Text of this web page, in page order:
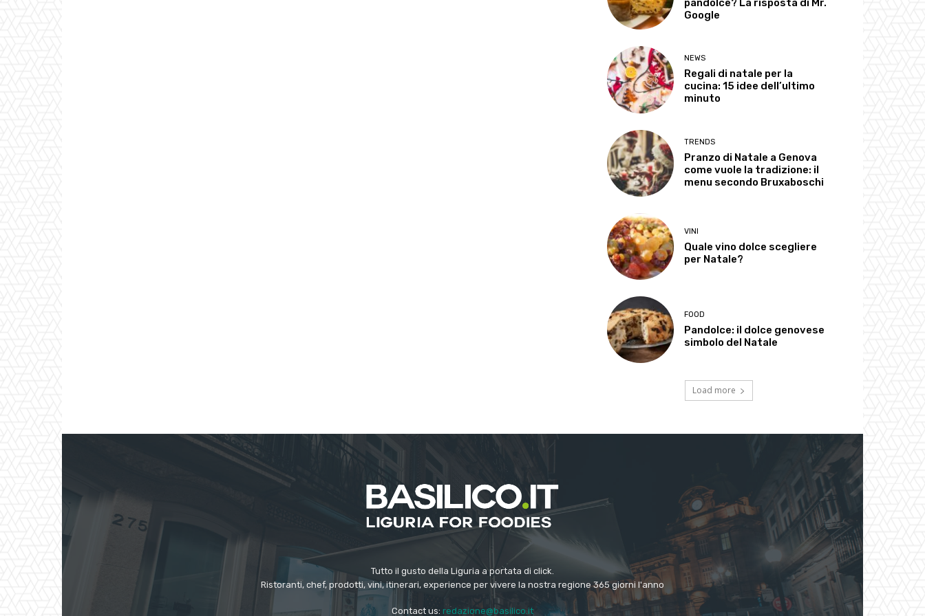
pandolce? La risposta di Mr.
Google
NEWS
Regali di natale per la
cucina: 15 idee dell’ultimo
minuto
TRENDS
Pranzo di Natale a Genova
come vuole la tradizione: il
menu secondo Bruxaboschi
VINI
Quale vino dolce scegliere
per Natale?
FOOD
Pandolce: il dolce genovese
simbolo del Natale
Load more
Tutto il gusto della Liguria a portata di click.
Ristoranti, chef, prodotti, vini, itinerari, experience per vivere la nostra regione 365 giorni l'anno
Contact us: redazione@basilico.it